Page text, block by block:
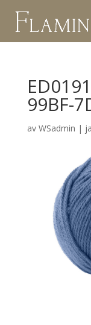
99BF-
av WSadmin |